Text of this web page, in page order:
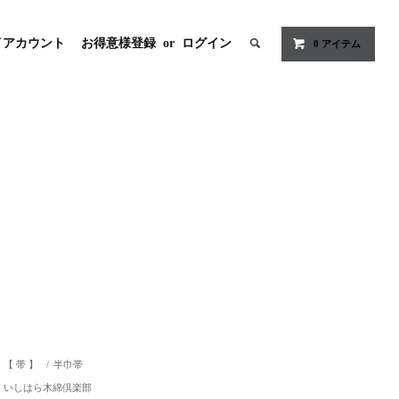
カウント お得意様登録 or ログイン 0 アイテム
【 帯 】 / 半巾帯
いしはら木綿倶楽部